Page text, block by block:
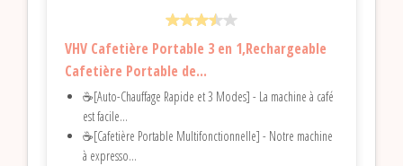
VHV Cafetière Portable 3 en 1,Rechargeable
Cafetière Portable de...
☕[Auto-Chauffage Rapide et 3 Modes] - La machine à café
est facile...
☕[Cafetière Portable Multifonctionnelle] - Notre machine
à expresso...